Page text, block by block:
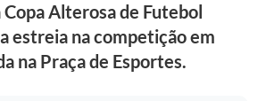
Copa Alterosa de Futebol
estreia na competição em
na Praça de Esportes.